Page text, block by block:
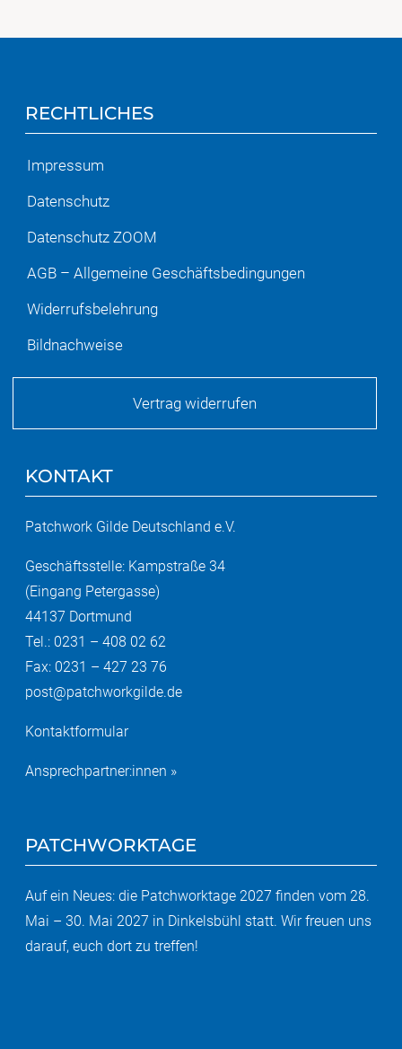
RECHTLICHES
Impressum
Datenschutz
Datenschutz ZOOM
AGB – Allgemeine Geschäftsbedingungen
Widerrufsbelehrung
Bildnachweise
Vertrag widerrufen
KONTAKT
Patchwork Gilde Deutschland e.V.
Geschäftsstelle: Kampstraße 34
(Eingang Petergasse)
44137 Dortmund
Tel.: 0231 – 408 02 62
Fax: 0231 – 427 23 76
post@patchworkgilde.de
Kontaktformular
Ansprechpartner:innen »
PATCHWORKTAGE
Auf ein Neues: die Patchworktage 2027 finden vom 28.
Mai – 30. Mai 2027 in Dinkelsbühl statt. Wir freuen uns
darauf, euch dort zu treffen!